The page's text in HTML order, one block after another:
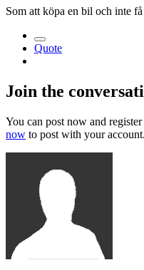
Som att köpa en bil och inte
Quote
Join the
You can post now and
now to post with your account.